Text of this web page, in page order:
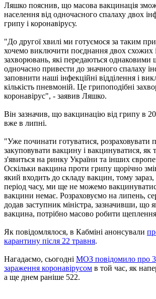
Ляшко пояснив, що масова вакцинація
населення від одночасного спалаху двох
грипу і коронавірусу.
"До другої хвилі ми готуємося за таким
хочемо виключити поєднання двох схожих
захворювань, які передаються однаковими
одночасно привести до значного спалаху
заповнити наші інфекційні відділення і
кількість пневмоній. Це грипоподібні
коронавірус", - заявив Ляшко.
Він зазначив, що вакцинацію від грипу в
вже в липні.
"Уже починати готуватися, розраховувати
закуповувати вакцину і вакцинуватися, як
з'явиться на ринку України та інших
Оскільки вакцина проти грипу щорічно
який входить до складу вакцин, тому
період часу, ми ще не можемо
вакцини немає. Розраховуємо на липень,
додав заступник міністра, зазначивши, що
вакцина, потрібно масово робити
Як повідомлялося, в Кабміні анонсували
карантину після 22 травня.
Нагадаємо, сьогодні МОЗ повідомило про
зараження коронавірусом в той час, як
а ще днем ​​раніше 522.